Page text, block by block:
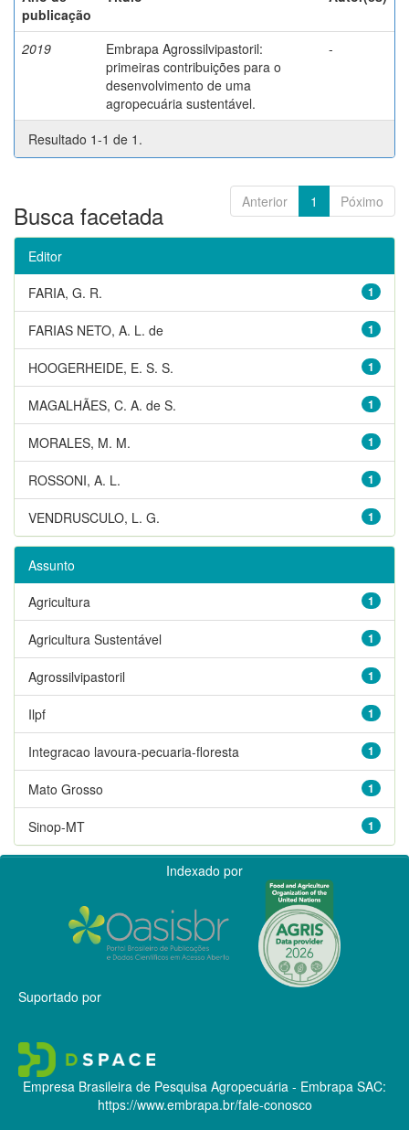
publicação
2019
Embrapa Agrossilvipastoril:
primeiras contribuições para o
desenvolvimento de uma
agropecuária sustentável.
-
Resultado 1-1 de 1.
Anterior 1 Póximo
Busca facetada
Editor
1
FARIA, G. R.
1
FARIAS NETO, A. L. de
1
HOOGERHEIDE, E. S. S.
1
MAGALHÃES, C. A. de S.
1
MORALES, M. M.
1
ROSSONI, A. L.
1
VENDRUSCULO, L. G.
Assunto
1
Agricultura
1
Agricultura Sustentável
1
Agrossilvipastoril
1
Ilpf
1
Integracao lavoura-pecuaria-floresta
1
Mato Grosso
1
Sinop-MT
Indexado por
Suportado por
Empresa Brasileira de Pesquisa Agropecuária - Embrapa SAC:
https://www.embrapa.br/fale-conosco